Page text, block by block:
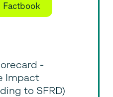
Factbook
-
Impact
to SFRD)